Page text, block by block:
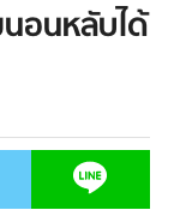
อนหลับได้